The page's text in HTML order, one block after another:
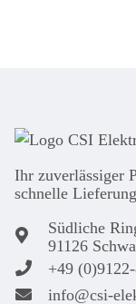
Ihr zuver­läs­siger
schnel­le
Südliche
91126
+49
info@csi-